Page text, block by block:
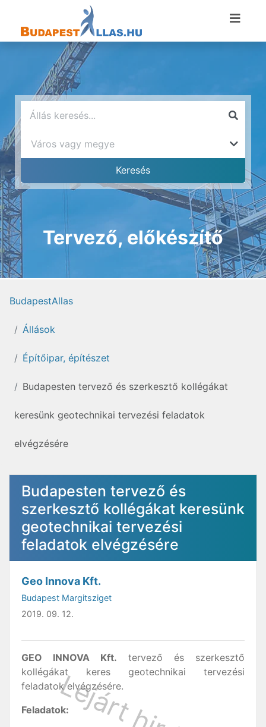
Tervező, előkészítő
BudapestAllas
Állások
Építőipar, építészet
Budapesten tervező és szerkesztő kollégákat
keresünk geotechnikai tervezési feladatok
elvégzésére
Budapesten tervező és
szerkesztő kollégákat keresünk
geotechnikai tervezési
feladatok elvégzésére
Geo Innova Kft.
Budapest Margitsziget
2019. 09. 12.
GEO INNOVA Kft. tervező és szerkesztő
kollégákat keres geotechnikai tervezési
feladatok elvégzésére.
Feladatok: